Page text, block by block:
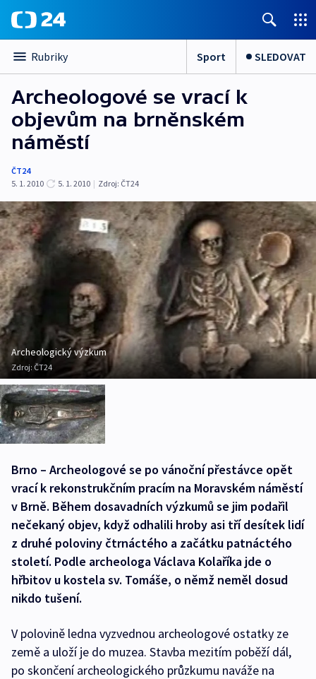
Rubriky Sport SLEDOVAT
Archeologové se vrací k
objevům na brněnském
náměstí
ČT24
5. 1. 2010
5. 1. 2010 | Zdroj: ČT24
Archeologický výzkum
Zdroj: ČT24
Brno – Archeologové se po vánoční přestávce opět
vrací k rekonstrukčním pracím na Moravském náměstí
v Brně. Během dosavadních výzkumů se jim podařil
nečekaný objev, když odhalili hroby asi tří desítek lidí
z druhé poloviny čtrnáctého a začátku patnáctého
století. Podle archeologa Václava Kolaříka jde o
hřbitov u kostela sv. Tomáše, o němž neměl dosud
nikdo tušení.
V polovině ledna vyzvednou archeologové ostatky ze
země a uloží je do muzea. Stavba mezitím poběží dál,
po skončení archeologického průzkumu naváže na